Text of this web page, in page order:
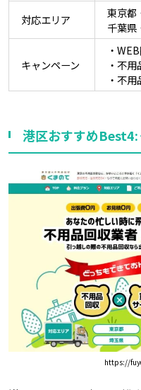
対応エリア
東京都
千葉県
キャンペーン
・
・不
・不
港区おすすめ
https://